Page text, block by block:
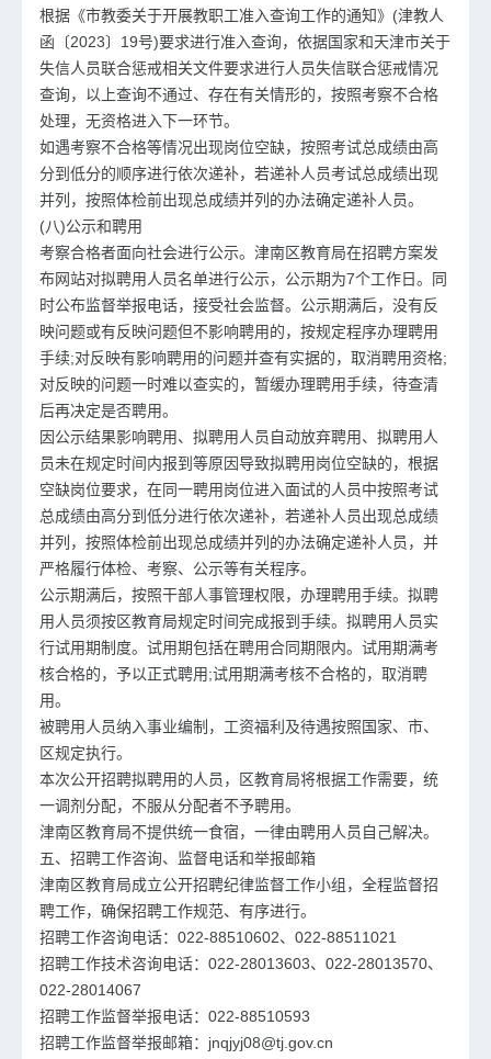
根据《市教委关于开展教职工准入查询工作的通知》(津教人
函〔2023〕19号)要求进行准入查询，依据国家和天津市关于
失信人员联合惩戒相关文件要求进行人员失信联合惩戒情况
查询，以上查询不通过、存在有关情形的，按照考察不合格
处理，无资格进入下一环节。
如遇考察不合格等情况出现岗位空缺，按照考试总成绩由高
分到低分的顺序进行依次递补，若递补人员考试总成绩出现
并列，按照体检前出现总成绩并列的办法确定递补人员。
(八)公示和聘用
考察合格者面向社会进行公示。津南区教育局在招聘方案发
布网站对拟聘用人员名单进行公示，公示期为7个工作日。同
时公布监督举报电话，接受社会监督。公示期满后，没有反
映问题或有反映问题但不影响聘用的，按规定程序办理聘用
手续;对反映有影响聘用的问题并查有实据的，取消聘用资格;
对反映的问题一时难以查实的，暂缓办理聘用手续，待查清
后再决定是否聘用。
因公示结果影响聘用、拟聘用人员自动放弃聘用、拟聘用人
员未在规定时间内报到等原因导致拟聘用岗位空缺的，根据
空缺岗位要求，在同一聘用岗位进入面试的人员中按照考试
总成绩由高分到低分进行依次递补，若递补人员出现总成绩
并列，按照体检前出现总成绩并列的办法确定递补人员，并
严格履行体检、考察、公示等有关程序。
公示期满后，按照干部人事管理权限，办理聘用手续。拟聘
用人员须按区教育局规定时间完成报到手续。拟聘用人员实
行试用期制度。试用期包括在聘用合同期限内。试用期满考
核合格的，予以正式聘用;试用期满考核不合格的，取消聘
用。
被聘用人员纳入事业编制，工资福利及待遇按照国家、市、
区规定执行。
本次公开招聘拟聘用的人员，区教育局将根据工作需要，统
一调剂分配，不服从分配者不予聘用。
津南区教育局不提供统一食宿，一律由聘用人员自己解决。
五、招聘工作咨询、监督电话和举报邮箱
津南区教育局成立公开招聘纪律监督工作小组，全程监督招
聘工作，确保招聘工作规范、有序进行。
招聘工作咨询电话：022-88510602、022-88511021
招聘工作技术咨询电话：022-28013603、022-28013570、
022-28014067
招聘工作监督举报电话：022-88510593
招聘工作监督举报邮箱：jnqjyj08@tj.gov.cn